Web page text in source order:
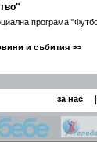
програма
и събития >>
за нас